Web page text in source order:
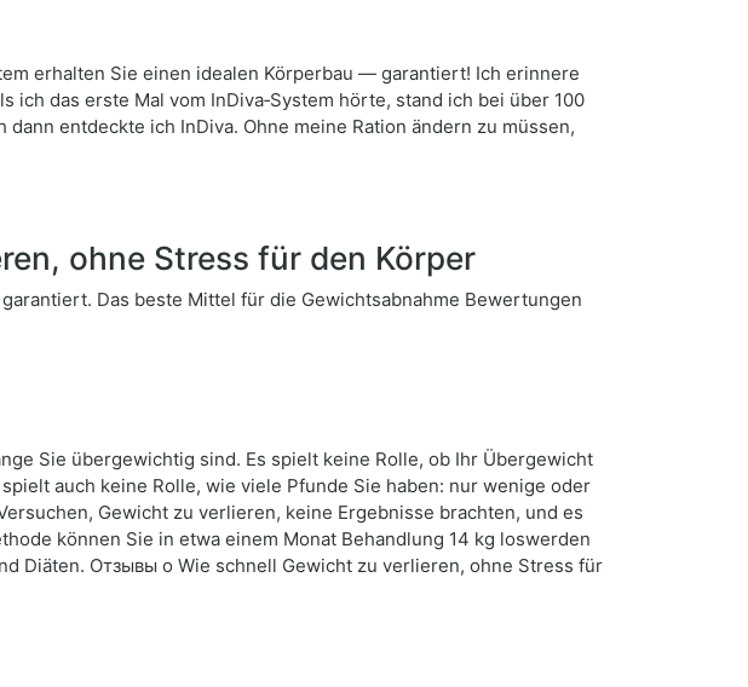
erhalten Sie einen idealen Körperbau — garantiert! Ich erinnere
ich das erste Mal vom InDiva‑System hörte, stand ich bei über 100
entdeckte ich InDiva. Ohne meine Ration ändern zu müssen,
ohne Stress für den Körper
Das beste Mittel für die Gewichtsabnahme Bewertungen
Sie übergewichtig sind. Es spielt keine Rolle, ob Ihr Übergewicht
auch keine Rolle, wie viele Pfunde Sie haben: nur wenige oder
Gewicht zu verlieren, keine Ergebnisse brachten, und es
können Sie in etwa einem Monat Behandlung 14 kg loswerden
Diäten. Отзывы о Wie schnell Gewicht zu verlieren, ohne Stress für